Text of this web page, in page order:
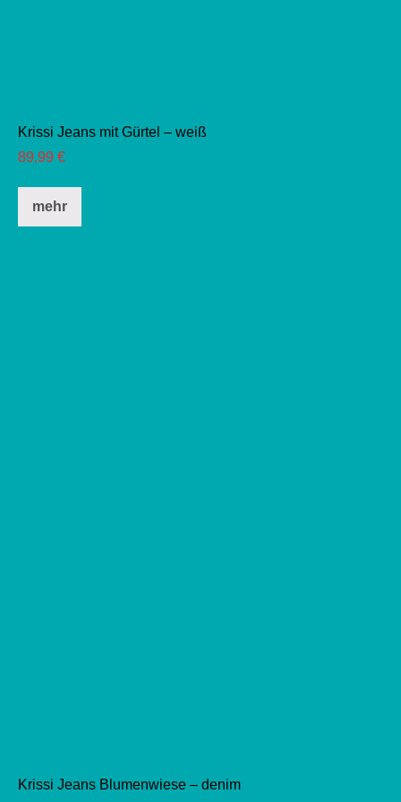
Krissi Jeans mit Gürtel – weiß
89,99 €
mehr
Dieses
Krissi Jeans Blumenwiese – denim